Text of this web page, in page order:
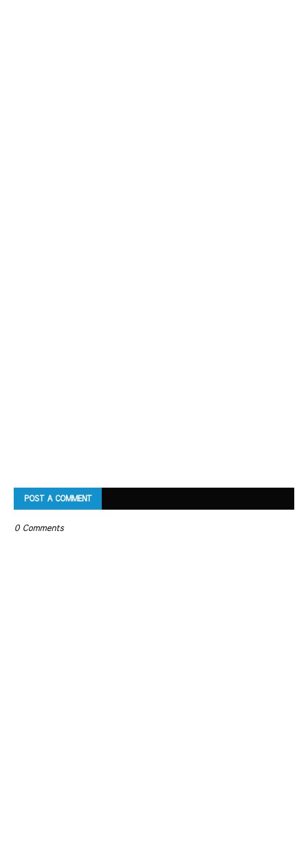
POST A COMMENT
0 Comments